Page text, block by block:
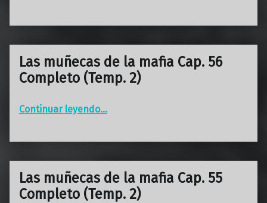
Las muñecas de la mafia Cap. 56
Completo (Temp. 2)
Continuar leyendo“Las muñecas de la mafia Cap. 56 Completo (Temp. 2)”
…
Las muñecas de la mafia Cap. 55
Completo (Temp. 2)